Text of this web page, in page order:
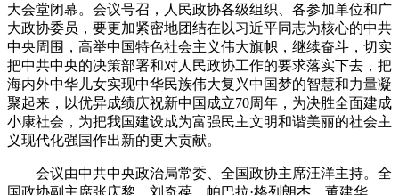
大会堂闭幕。会议号召，人民政协各级组织、各参加单位和广
大政协委员，要更加紧密地团结在以习近平同志为核心的中共
中央周围，高举中国特色社会主义伟大旗帜，继续奋斗，切实
把中共中央的决策部署和对人民政协工作的要求落实下去，把
海内外中华儿女实现中华民族伟大复兴中国梦的智慧和力量凝
聚起来，以优异成绩庆祝新中国成立70周年，为决胜全面建成
小康社会，为把我国建设成为富强民主文明和谐美丽的社会主
义现代化强国作出新的更大贡献。
会议由中共中央政治局常委、全国政协主席汪洋主持。全